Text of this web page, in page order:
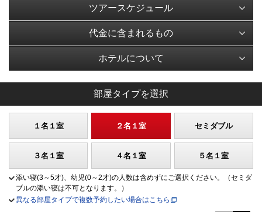
ツアースケジュール
代金に含まれるもの
ホテルについて
部屋タイプを選択
１名１室 ２名１室 セミダブル
３名１室 ４名１室 ５名１室
添い寝(3～5才)、幼児(0～2才)の人数は含めずにご選択ください。（セミダ
ブルの添い寝は不可となります。）
異なる部屋タイプで複数予約したい場合はこちら